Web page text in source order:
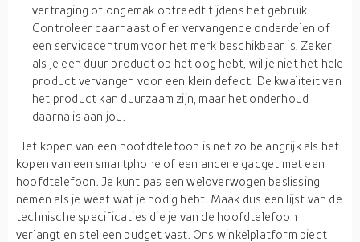
vertraging of ongemak optreedt tijdens het gebruik.
Controleer daarnaast of er vervangende onderdelen of
een servicecentrum voor het merk beschikbaar is. Zeker
als je een duur product op het oog hebt, wil je niet het hele
product vervangen voor een klein defect. De kwaliteit van
het product kan duurzaam zijn, maar het onderhoud
daarna is aan jou.
Het kopen van een hoofdtelefoon is net zo belangrijk als het
kopen van een smartphone of een andere gadget met een
hoofdtelefoon. Je kunt pas een weloverwogen beslissing
nemen als je weet wat je nodig hebt. Maak dus een lijst van de
technische specificaties die je van de hoofdtelefoon
verlangt en stel een budget vast. Ons winkelplatform biedt